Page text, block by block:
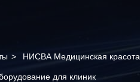
> НИСВА Медицинская красота
для клиник